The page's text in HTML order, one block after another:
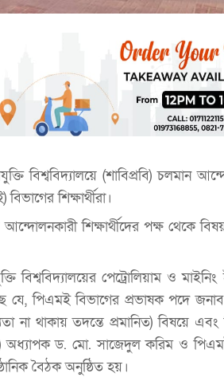
বিশ্ববিদ্যালয়ে (শাবিপ্রবি) চলমান
শিক্ষার্থীরা।
শিক্ষার্থীদের পক্ষ থেকে
পেট্রোলিয়াম ও মাইনিং
যে, পিএমই বিভাগের প্রভাষক পদে
থাকায় তদন্তে প্রমানিত) বিষয়ে এবং
অধ্যাপক ড. মো. সাজেদুল করিম ও
বৈঠক অনুষ্ঠিত হয়।